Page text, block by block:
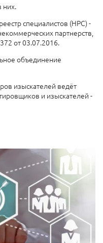
них.
специалистов (НРС) -
партнерств,
от 03.07.2016.
объединение
изыскателей ведёт
и изыскателей -